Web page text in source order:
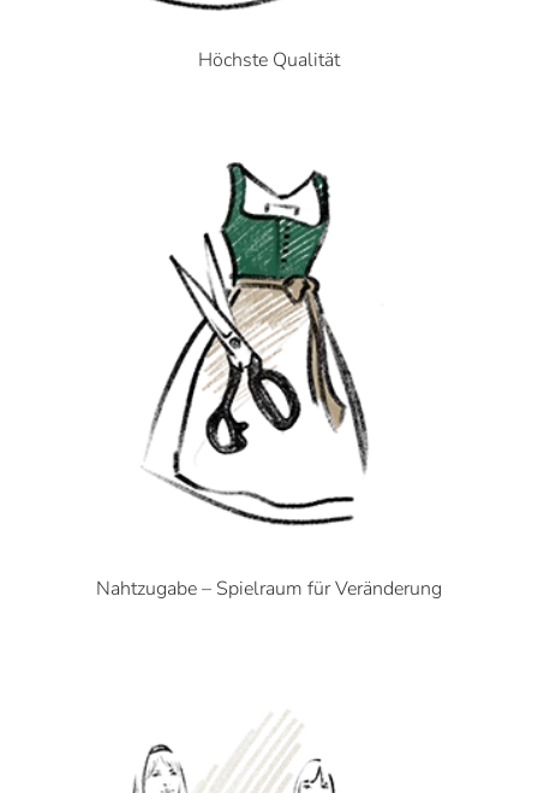
Höchste Qualität
Nahtzugabe – Spielraum für Veränderung